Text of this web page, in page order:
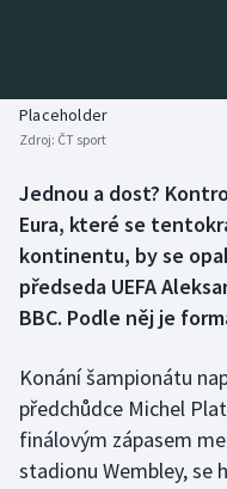
Biatlon
Boby a skeleton
Box
Curling
Dostihy
Florbal
AZ kvíz
Placeholder
Zdroj: ČT sport
Jednou a dost?
Eura, které se
kontinentu, by se
předseda UEFA
BBC. Podle něj je
Konání šampionátu
předchůdce Michel
finálovým zápasem
stadionu Wembley, se